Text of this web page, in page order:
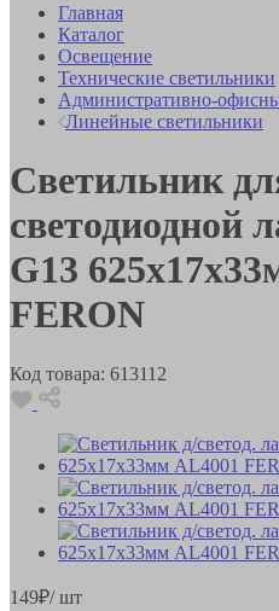
Главная
Каталог
Освещение
Технические светильники
Административно-
Линейные светильники
Светильник
светодиодной
G13
FERON
Код товара: 613112
149₽/ шт